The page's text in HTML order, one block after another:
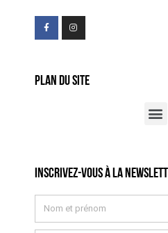
Plan du site
Inscrivez-vous à la